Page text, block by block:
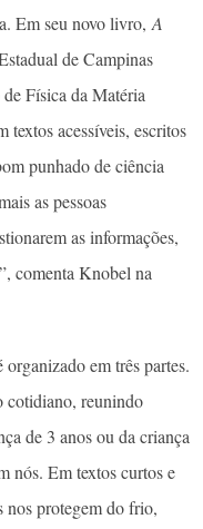
Em seu novo livro, A
de Campinas
Física da Matéria
textos acessíveis, escritos
punhado de ciência
as pessoas
as informações,
comenta Knobel na
em três partes.
cotidiano, reunindo
de 3 anos ou da criança
nós. Em textos curtos e
nos protegem do frio,